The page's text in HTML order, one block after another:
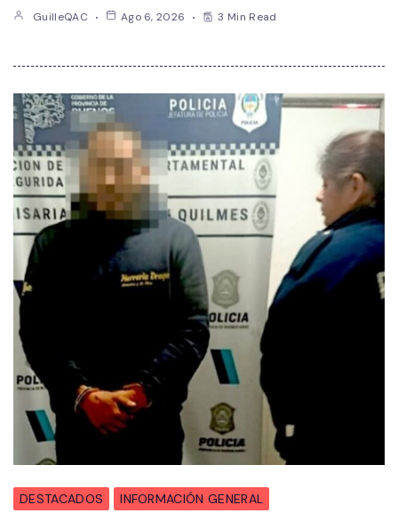
GuilleQAC Ago 6, 2026 3 Min Read
DESTACADOS INFORMACIÓN GENERAL